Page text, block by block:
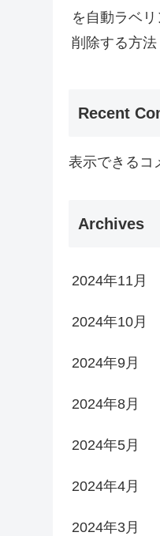
を自動ラベ
削除する方法
Recent
表示できるコ
Archives
2024年11月
2024年10月
2024年9月
2024年8月
2024年5月
2024年4月
2024年3月